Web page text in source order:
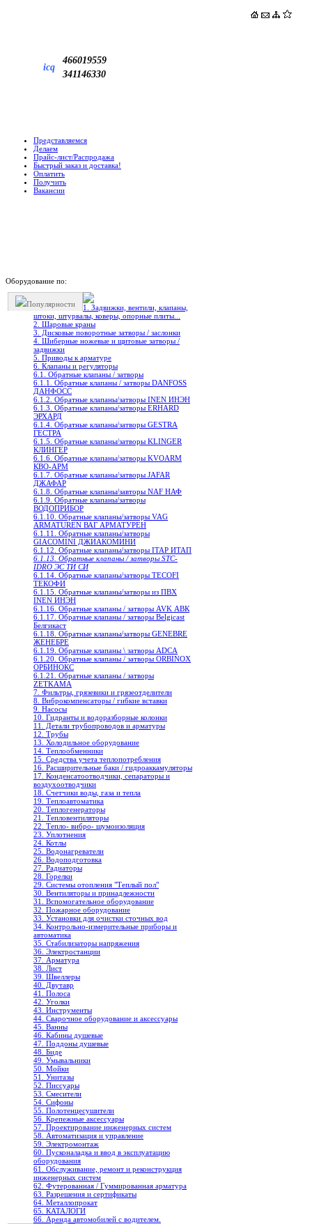
icq
466019559
341146330
Представляемся
Делаем
Прайс-лист/Распродажа
Быстрый заказ и доставка!
Оплатить
Получить
Вакансии
Оборудование по:
Популярности
1. Задвижки, вентили, клапаны,
штоки, штурвалы, коверы, опорные плиты...
2. Шаровые краны
3. Дисковые поворотные затворы / заслонки
4. Шиберные ножевые и щитовые затворы /
задвижки
5. Приводы к арматуре
6. Клапаны и регуляторы
6.1. Обратные клапаны / затворы
6.1.1. Обратные клапаны / затворы DANFOSS
ДАНФОСС
6.1.2. Обратные клапаны/затворы INEN ИНЭН
6.1.3. Обратные клапаны/затворы ERHARD
ЭРХАРД
6.1.4. Обратные клапаны/затворы GESTRA
ГЕСТРА
6.1.5. Обратные клапаны/затворы KLINGER
КЛИНГЕР
6.1.6. Обратные клапаны/затворы KVOARM
КВО-АРМ
6.1.7. Обратные клапаны/затворы JAFAR
ДЖАФАР
6.1.8. Обратные клапаны/завторы NAF НАФ
6.1.9. Обратные клапаны/затворы
ВОДОПРИБОР
6.1.10. Обратные клапаны/затворы VAG
ARMATUREN ВАГ АРМАТУРЕН
6.1.11. Обратные клапаны/затворы
GIACOMINI ДЖИАКОМИНИ
6.1.12. Обратные клапаны/затворы ITAP ИТАП
6.1.13. Обратные клапаны / затворы STC-
IDRO ЭС ТИ СИ
6.1.14. Обратные клапаны/затворы TECOFI
ТЕКОФИ
6.1.15. Обратные клапаны/затворы из ПВХ
INEN ИНЭН
6.1.16. Обратные клапаны / затворы AVK АВК
6.1.17. Обратные клапаны / затворы Belgicast
Белгикаст
6.1.18. Обратные клапаны/затворы GENEBRE
ЖЕНЕБРЕ
6.1.19. Обратные клапаны \ затворы ADCA
6.1.20. Обратные клапаны / затворы ORBINOX
ОРБИНОКС
6.1.21. Обратные клапаны / затворы
ZETKAMA
7. Фильтры, грязевики и грязеотделители
8. Виброкомпенсаторы / гибкие вставки
9. Насосы
10. Гидранты и водоразборные колонки
11. Детали трубопроводов и арматуры
12. Трубы
13. Холодильное oборудование
14. Теплообменники
15. Средства учета теплопотребления
16. Расширительные баки / гидроаккамуляторы
17. Конденсатоотводчики, сепараторы и
воздухоотводчики
18. Счетчики воды, газа и тепла
19. Теплоавтоматика
20. Теплогенераторы
21. Тепловентиляторы
22. Тепло- вибро- шумоизоляция
23. Уплотнения
24. Котлы
25. Водонагреватели
26. Водоподготовка
27. Радиаторы
28. Горелки
29. Системы отопления "Теплый пол"
30. Вентиляторы и принадлежности
31. Вспомогательное оборудование
32. Пожарное оборудование
33. Установки для очистки сточных вод
34. Контрольно-измерительные приборы и
автоматика
35. Стабилизаторы напряжения
36. Электростанции
37. Арматура
38. Лист
39. Швеллеры
40. Двутавр
41. Полоса
42. Уголки
43. Инструменты
44. Сварочное оборудование и аксессуары
45. Ванны
46. Кабины душевые
47. Поддоны душевые
48. Биде
49. Умывальники
50. Мойки
51. Унитазы
52. Писсуары
53. Смесители
54. Сифоны
55. Полотенцесушители
56. Крепежные аксессуары
57. Проектирование инженерных систем
58. Автоматизация и управление
59. Электромонтаж
60. Пусконаладка и ввод в эксплуатацию
оборудования
61. Обслуживание, ремонт и реконструкция
инженерных систем
62. Футерованная / Гуммированная арматура
63. Разрешения и сертификаты
64. Металлопрокат
65. КАТАЛОГИ
66. Аренда автомобилей с водителем.